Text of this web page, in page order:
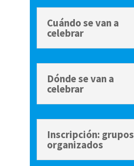
Cuándo se van a
celebrar
Dónde se van a
celebrar
Inscripción: grupos
organizados